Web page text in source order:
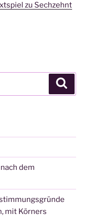
zu Sechzehnt
dem
mit Körners